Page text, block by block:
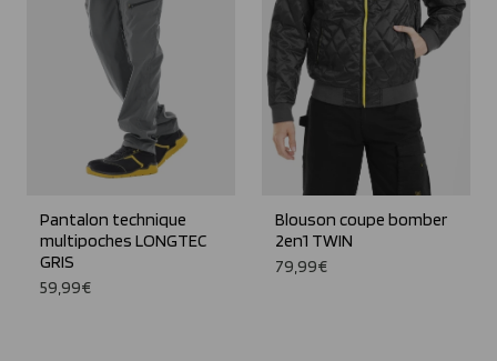
Pantalon technique
multipoches LONGTEC
GRIS
59,99€
Blouson coupe bomber
2en1 TWIN
79,99€